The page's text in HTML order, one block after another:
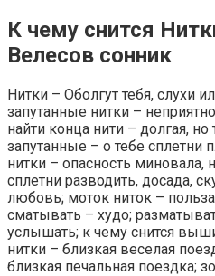
К чему снится
Велесов сонник
Нитки – Оболгут тебя, слухи
запутанные нитки –
найти конца нити – долгая,
запутанные – о тебе сплетни
нитки – опасность миновала,
сплетни разводить, досада,
любовь; моток ниток –
сматывать – худо;
услышать; к чему снится
нитки – близкая веселая
близкая печальная поездка;